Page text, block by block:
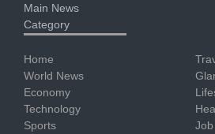
Main News
Category
Home
World News
Economy
Technology
Sports